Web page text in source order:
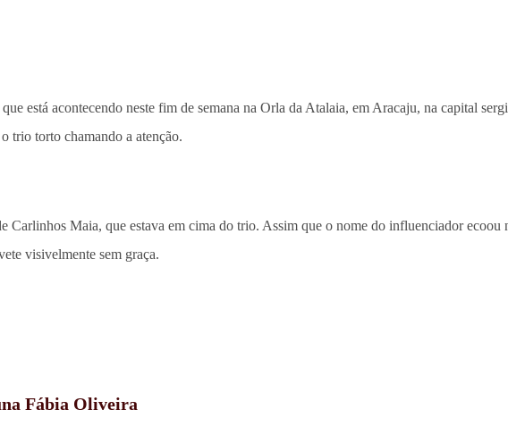
está acontecendo neste fim de semana na Orla da Atalaia, em Aracaju, na capital
trio torto chamando a atenção.
Carlinhos Maia, que estava em cima do trio. Assim que o nome do influenciador
visivelmente sem graça.
Fábia Oliveira